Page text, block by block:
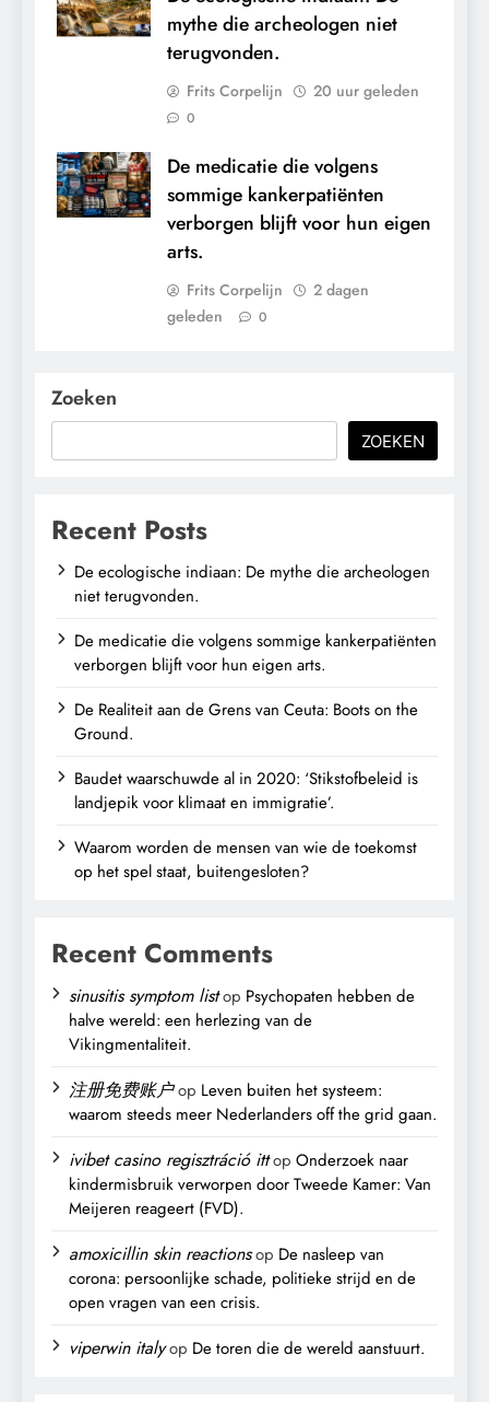
mythe die archeologen niet
terugvonden.
Frits Corpelijn 20 uur geleden
0
De medicatie die volgens
sommige kankerpatiënten
verborgen blijft voor hun eigen
arts.
Frits Corpelijn
2 dagen
geleden
0
Zoeken
ZOEKEN
Recent Posts
De ecologische indiaan: De mythe die archeologen
niet terugvonden.
De medicatie die volgens sommige kankerpatiënten
verborgen blijft voor hun eigen arts.
De Realiteit aan de Grens van Ceuta: Boots on the
Ground.
Baudet waarschuwde al in 2020: ‘Stikstofbeleid is
landjepik voor klimaat en immigratie’.
Waarom worden de mensen van wie de toekomst
op het spel staat, buitengesloten?
Recent Comments
sinusitis symptom listop Psychopaten hebben de
halve wereld: een herlezing van de
Vikingmentaliteit.
注册免费账户op Leven buiten het systeem:
waarom steeds meer Nederlanders off the grid gaan.
ivibet casino regisztráció ittop Onderzoek naar
kindermisbruik verworpen door Tweede Kamer: Van
Meijeren reageert (FVD).
amoxicillin skin reactionsop De nasleep van
corona: persoonlijke schade, politieke strijd en de
open vragen van een crisis.
viperwin italyop De toren die de wereld aanstuurt.